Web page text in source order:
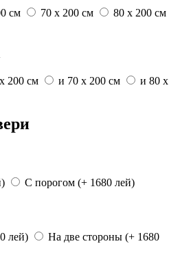
см 70 x 200 см
80 x 200 см
200 см и 70 x 200 см и 80 x
С порогом (+ 1680 лей)
лей) На две стороны (+ 1680